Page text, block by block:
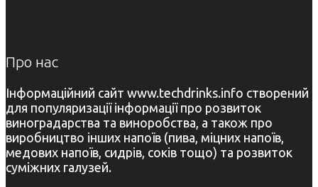
Про нас
Інформаційний сайт www.techdrinks.info створений
для популяризації інформації про розвиток
виноградарства та виноробства, а також про
виробництво інших напоїв (пива, міцних напоїв,
медових напоїв, сидрів, соків тощо) та розвиток
суміжних галузей.